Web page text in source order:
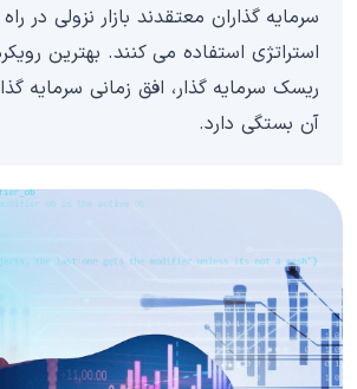
سرمایه گذاران معتقدند بازار نزولی در
استراتژی استفاده می کنند. بهترین
ریسک سرمایه گذار، افق زمانی سرمایه
آن بستگی دارد.